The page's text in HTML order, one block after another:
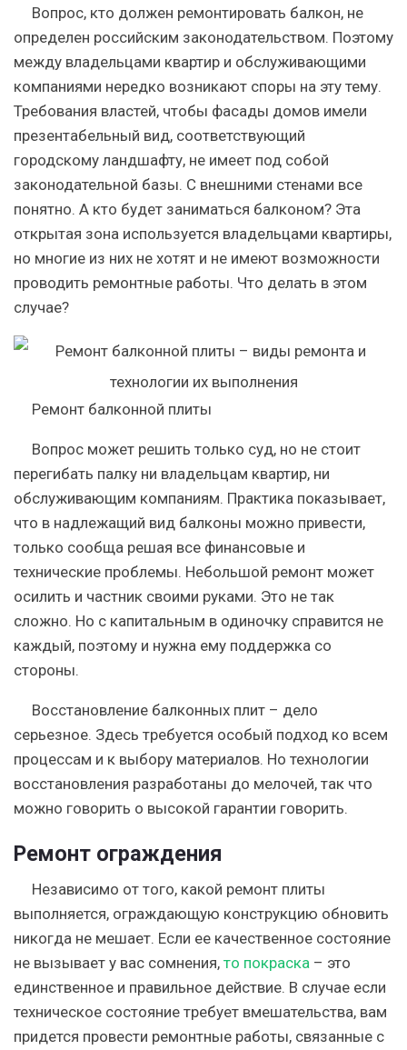
Вопрос, кто должен ремонтировать балкон, не
определен российским законодательством. Поэтому
между владельцами квартир и обслуживающими
компаниями нередко возникают споры на эту тему.
Требования властей, чтобы фасады домов имели
презентабельный вид, соответствующий
городскому ландшафту, не имеет под собой
законодательной базы. С внешними стенами все
понятно. А кто будет заниматься балконом? Эта
открытая зона используется владельцами квартиры,
но многие из них не хотят и не имеют возможности
проводить ремонтные работы. Что делать в этом
случае?
Ремонт балконной плиты
Вопрос может решить только суд, но не стоит
перегибать палку ни владельцам квартир, ни
обслуживающим компаниям. Практика показывает,
что в надлежащий вид балконы можно привести,
только сообща решая все финансовые и
технические проблемы. Небольшой ремонт может
осилить и частник своими руками. Это не так
сложно. Но с капитальным в одиночку справится не
каждый, поэтому и нужна ему поддержка со
стороны.
Восстановление балконных плит – дело
серьезное. Здесь требуется особый подход ко всем
процессам и к выбору материалов. Но технологии
восстановления разработаны до мелочей, так что
можно говорить о высокой гарантии говорить.
Ремонт ограждения
Независимо от того, какой ремонт плиты
выполняется, ограждающую конструкцию обновить
никогда не мешает. Если ее качественное состояние
не вызывает у вас сомнения, то покраска – это
единственное и правильное действие. В случае если
техническое состояние требует вмешательства, вам
придется провести ремонтные работы, связанные с